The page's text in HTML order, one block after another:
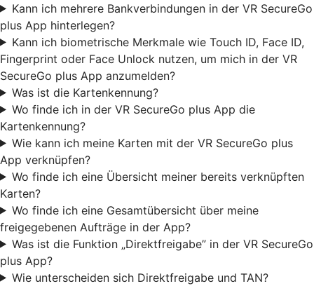
Kann ich mehrere Bankverbindungen in der VR SecureGo
plus App hinterlegen?
Kann ich biometrische Merkmale wie Touch ID, Face ID,
Fingerprint oder Face Unlock nutzen, um mich in der VR
SecureGo plus App anzumelden?
Was ist die Kartenkennung?
Wo finde ich in der VR SecureGo plus App die
Kartenkennung?
Wie kann ich meine Karten mit der VR SecureGo plus
App verknüpfen?
Wo finde ich eine Übersicht meiner bereits verknüpften
Karten?
Wo finde ich eine Gesamtübersicht über meine
freigegebenen Aufträge in der App?
Was ist die Funktion „Direktfreigabe” in der VR SecureGo
plus App?
Wie unterscheiden sich Direktfreigabe und TAN?